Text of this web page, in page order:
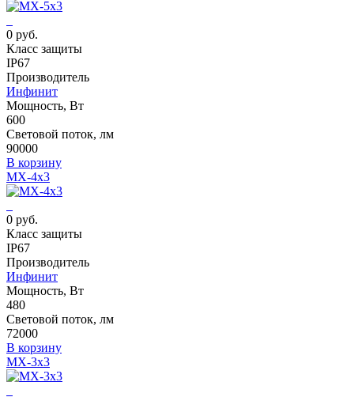
0 руб.
Класс защиты
IP67
Производитель
Инфинит
Мощность, Вт
600
Световой поток, лм
90000
В корзину
MX-4x3
0 руб.
Класс защиты
IP67
Производитель
Инфинит
Мощность, Вт
480
Световой поток, лм
72000
В корзину
MX-3x3